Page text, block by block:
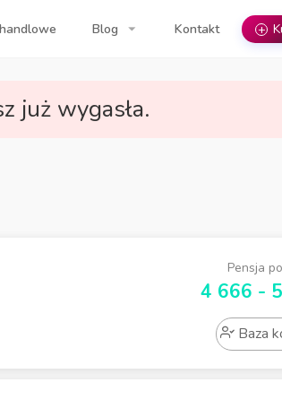
Blog Kontakt +
już wygasła.
Pensja
4 666 -
Baza